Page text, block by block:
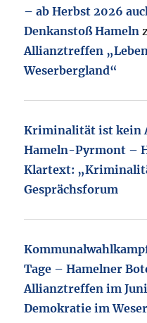
– ab Herbst 2026
Denkanstoß Hameln
Allianztreffen
Weserbergland“
Kriminalität ist kein
Hameln-Pyrmont –
Klartext:
Gesprächsforum
Tage – Hamelner
Allianztreffen im
Demokratie im